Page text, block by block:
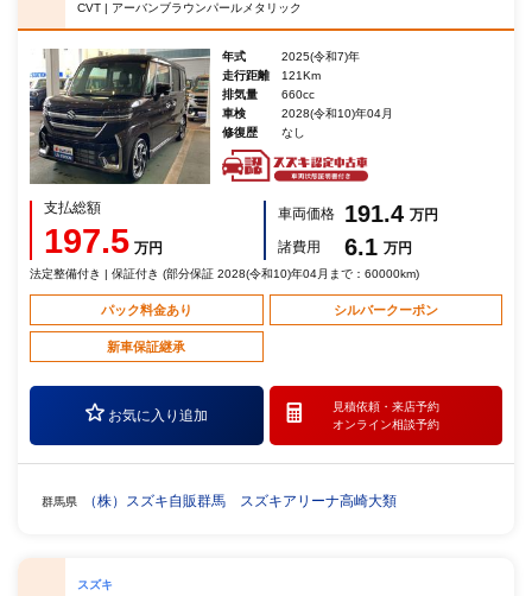
CVT | アーバンブラウンパールメタリック
年式
2025(令和7)年
走行距離
121Km
排気量
660cc
車検
2028(令和10)年04月
修復歴
なし
支払総額
197.5 万円
車両価格 191.4 万円
諸費用
6.1 万円
法定整備付き | 保証付き (部分保証 2028(令和10)年04月まで：60000km)
パック料金あり シルバークーポン
新車保証継承
お気に入り追加
見積依頼・ 来店予約
オンライン相談予約
群馬県 （株）スズキ自販群馬 スズキアリーナ高崎大類
スズキ